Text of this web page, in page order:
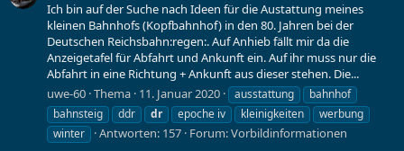
Ich bin auf der Suche nach Ideen für die Austattung meines
kleinen Bahnhofs (Kopfbahnhof) in den 80. Jahren bei der
Deutschen Reichsbahn:regen:. Auf Anhieb fällt mir da die
Anzeigetafel für Abfahrt und Ankunft ein. Auf ihr muss nur die
Abfahrt in eine Richtung + Ankunft aus dieser stehen. Die...
uwe-60 Thema 11. Januar 2020 ausstattung
bahnhof
bahnsteig
ddr dr epoche iv kleinigkeiten
werbung
winter
Antworten: 157 Forum:Vorbildinformationen